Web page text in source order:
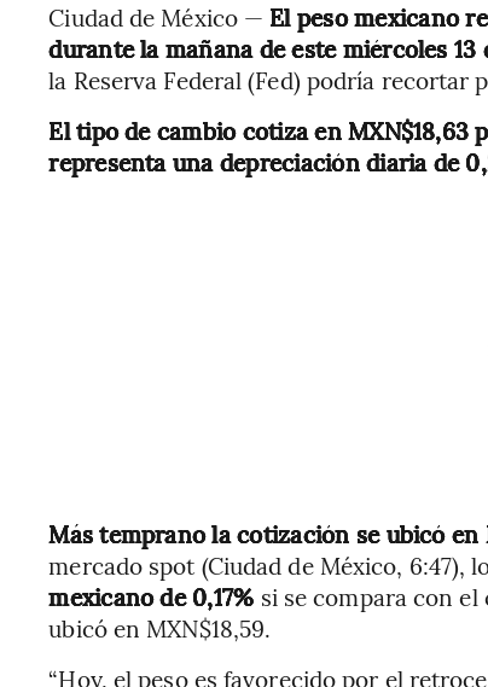
Ciudad de México — El peso mexicano
durante la mañana de este miércoles 13
la Reserva Federal (Fed) podría recortar
El tipo de cambio cotiza en MXN$18,63
representa una depreciación diaria de
Más temprano la cotización se ubicó
mercado spot (Ciudad de México, 6:47),
mexicano de 0,17% si se compara con
ubicó en MXN$18,59.
“Hoy, el peso es favorecido por el